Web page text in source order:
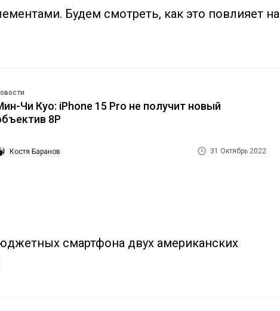
Будем смотреть, как это повлияет на
Чи Куо: iPhone 15 Pro не получит новый
8P
Костя Баранов 31 Октябрь 2022
смартфона двух американских